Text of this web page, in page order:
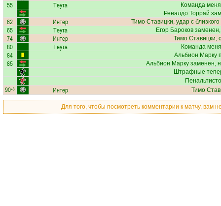
55 Теута
Команда
Реналдо Торрай
62 Интер Тимо Ставицки, удар с
65 Теута Егор Бароков
74 Интер Тимо Ставицки,
80 Теута Команда
84 Альбион Марку
85 Альбион Марку заменен,
Штрафные
90+3 Интер Тимо
Для того, чтобы посмотреть комментарии к матчу, вам